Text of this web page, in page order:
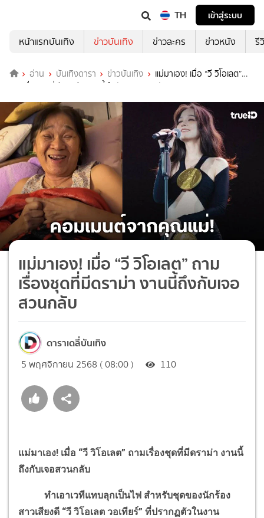
TH
เข้าสู่ระบบ
หน้าแรกบันเทิง
ข่าวบันเทิง ข่าวละคร ข่าวหนัง รี
อ่าน บันเทิงดารา ข่าวบันเทิง
แม่มาเอง! เมื่อ “วี วิโอเลต”
ถามเรื่องชุดที่มีดราม่า งานนี้ถึงกับเจอสวนกลับ
แม่มาเอง! เมื่อ “วี วิโอเลต” ถาม
เรื่องชุดที่มีดราม่า งานนี้ถึงกับเจอ
สวนกลับ
ดาราเดลี่บันเทิง
5 พฤศจิกายน 2568 ( 08:00 ) 110
แม่มาเอง! เมื่อ “วี วิโอเลต” ถามเรื่องชุดที่มีดราม่า งานนี้
ถึงกับเจอสวนกลับ
ทำเอาเวทีแทบลุกเป็นไฟ สำหรับชุดของนักร้อง
สาวเสียงดี “วี วิโอเลต วอเทียร์” ที่ปรากฏตัวในงาน